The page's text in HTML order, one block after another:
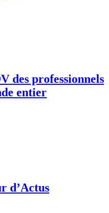
des professionnels
entier
d’Actus